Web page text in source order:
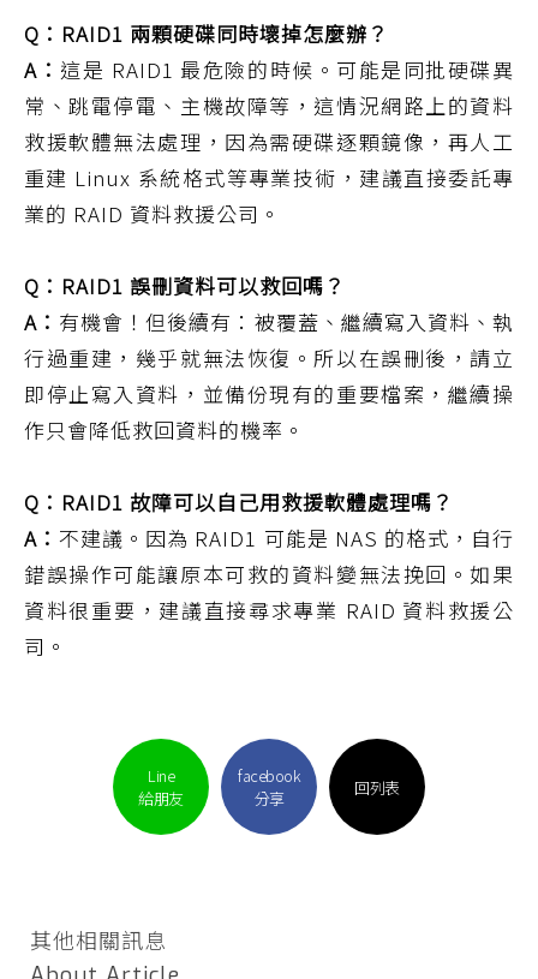
Q：RAID1 兩顆硬碟同時壞掉怎麼辦？
A： 這是 RAID1 最危險的時候。可能是同批硬碟異
常、跳電停電、主機故障等，這情況網路上的資料
救援軟體無法處理，因為需硬碟逐顆鏡像，再人工
重建 Linux 系統格式等專業技術，建議直接委託專
業的 RAID 資料救援公司。
Q：RAID1 誤刪資料可以救回嗎？
A： 有機會！但後續有：被覆蓋、繼續寫入資料、執
行過重建，幾乎就無法恢復。所以在誤刪後，請立
即停止寫入資料，並備份現有的重要檔案，繼續操
作只會降低救回資料的機率。
Q：RAID1 故障可以自己用救援軟體處理嗎？
A：不建議。因為 RAID1 可能是 NAS 的格式，自行
錯誤操作可能讓原本可救的資料變無法挽回。如果
資料很重要，建議直接尋求專業 RAID 資料救援公
司。
Line
給朋友
facebook
分享
回列表
其他相關訊息